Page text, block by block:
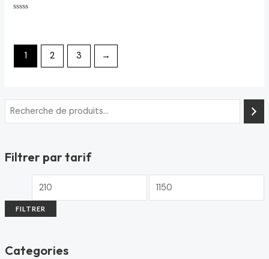
Filtrer par tarif
FILTRER
Categories
1 2 3 →